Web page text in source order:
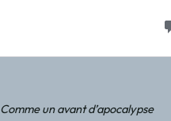
Comme un avant d’apocalypse